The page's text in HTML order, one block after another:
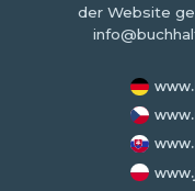
der Website